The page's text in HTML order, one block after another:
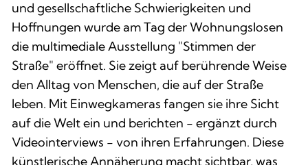
und gesellschaftliche Schwierigkeiten und
Hoffnungen wurde am Tag der Wohnungslosen
die multimediale Ausstellung "Stimmen der
Straße" eröffnet. Sie zeigt auf berührende Weise
den Alltag von Menschen, die auf der Straße
leben. Mit Einwegkameras fangen sie ihre Sicht
auf die Welt ein und berichten - ergänzt durch
Videointerviews - von ihren Erfahrungen. Diese
künstlerische Annäherung macht sichtbar, was